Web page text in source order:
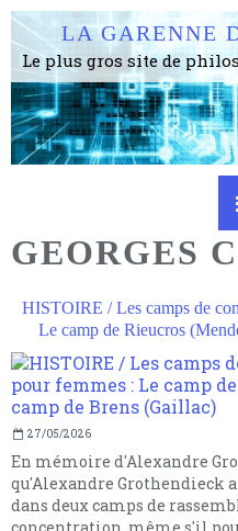
LA GARENNE
GEORGES
HISTOIRE / Les camps de
Le camp de Rieucros
27/05/2026
En mémoire d'Alexandre
qu'Alexandre Grothendieck
dans deux camps de